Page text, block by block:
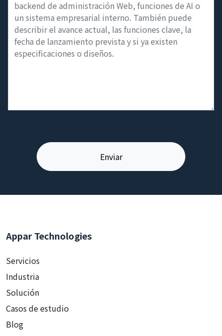
Appar Technologies
Servicios
Industria
Solución
Casos de estudio
Blog